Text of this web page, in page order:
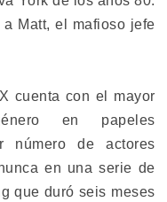
a Matt, el mafioso jefe
cuenta con el mayor
en papeles
número de actores
en una serie de
que duró seis meses